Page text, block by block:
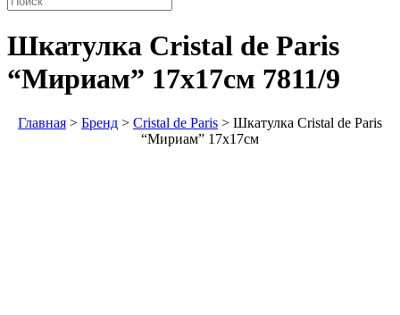
Шкатулка Cristal de Paris
“Мириам” 17х17см 7811/9
Главная > Бренд > Cristal de Paris > Шкатулка Cristal de Paris
“Мириам” 17х17см